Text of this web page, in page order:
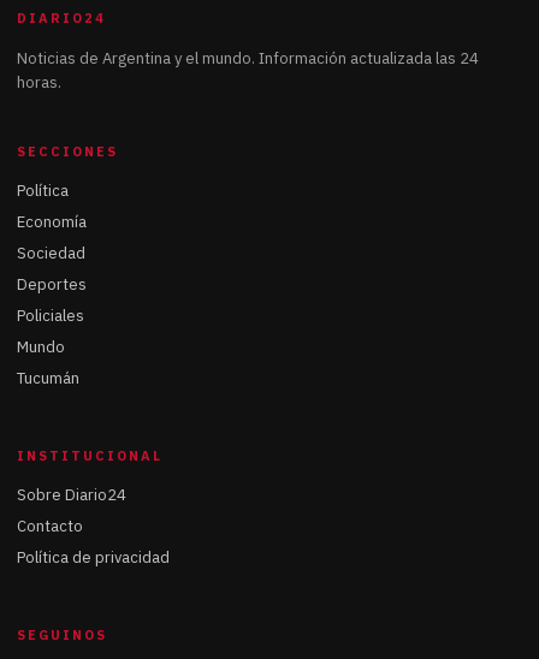
DIARIO24
Noticias de Argentina y el mundo. Información actualizada las 24
horas.
SECCIONES
Política
Economía
Sociedad
Deportes
Policiales
Mundo
Tucumán
INSTITUCIONAL
Sobre Diario24
Contacto
Política de privacidad
SEGUINOS